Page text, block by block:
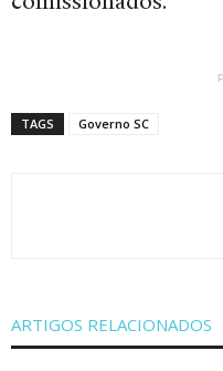
TAGS Governo SC
ARTIGOS RELACIONADOS